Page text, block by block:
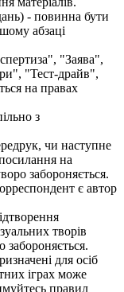
- повинна бути
абзаці
"Заява",
"Тест-драйв",
на правах
з
чи наступне
на
забороняється.
є автор
творів
забороняється.
для осіб
іграх може
правил